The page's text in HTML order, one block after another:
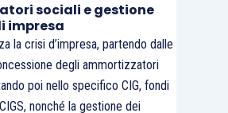
sociali e gestione
impresa
la crisi d’impresa, partendo dalle
degli ammortizzatori
poi nello specifico CIG, fondi
nonché la gestione dei